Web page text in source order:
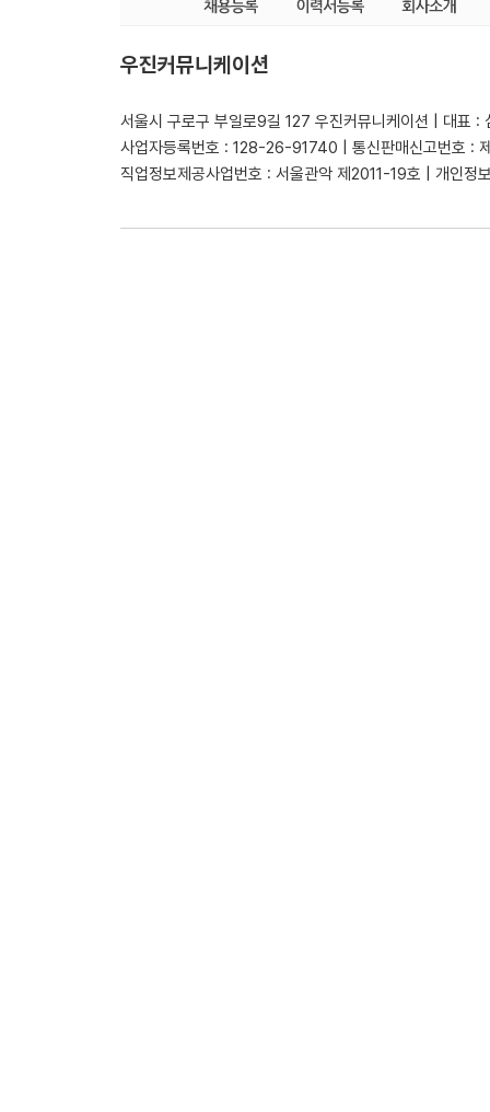
우진커뮤니케이션
서울시 구로구 부일로9길 127 우진커뮤니케이션 | 대표 :
사업자등록번호 : 128-26-91740 | 통신판매신고번호 :
직업정보제공사업번호 : 서울관악 제2011-19호 | 개인정